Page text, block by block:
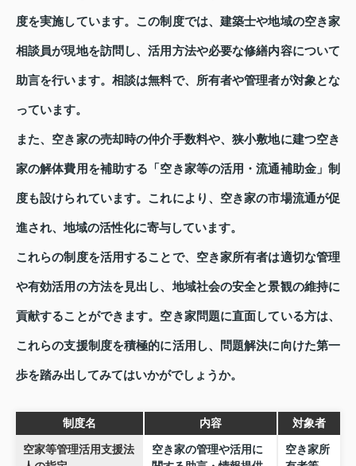
度を実施しています。この制度では、建築士や地域の空き家
相談員が現地を訪問し、活用方法や必要な修繕内容について
助言を行います。相談は無料で、所有者や管理者が対象とな
っています。
また、空き家の売却時の仲介手数料や、狭小敷地に建つ空き
家の解体費用を補助する「空き家等の活用・流通補助金」制
度も設けられています。これにより、空き家の市場流通が促
進され、地域の活性化に寄与しています。
これらの制度を活用することで、空き家所有者は適切な管理
や有効活用の方法を見出し、地域社会の安全と景観の維持に
貢献することができます。空き家問題に直面している方は、
これらの支援制度を積極的に活用し、問題解決に向けた第一
歩を踏み出してみてはいかがでしょうか。
制度名 内容 対象者
空家等管理活用支援法
空き家の管理や活用に
空き家所